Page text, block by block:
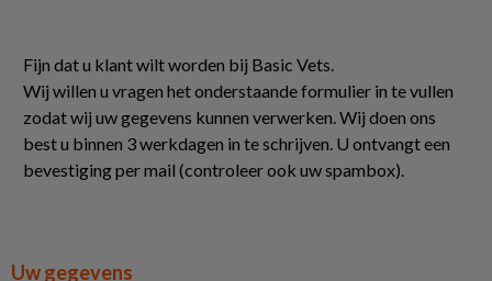
Fijn dat u klant wilt worden bij Basic Vets.
Wij willen u vragen het onderstaande formulier in te vullen
zodat wij uw gegevens kunnen verwerken. Wij doen ons
best u binnen 3 werkdagen in te schrijven. U ontvangt een
bevestiging per mail (controleer ook uw spambox).
Uw gegevens